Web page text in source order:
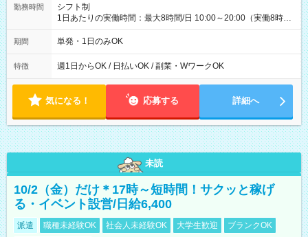
勤務時間
シフト制
1日あたりの実働時間：最大8時間/日 10:00～20:00（実働8時間
／休憩2時間） ★毎週【水曜日】【土曜日】【日曜日】のいずれ
か、または複数日勤務できる方歓迎！ ★「他の曜日で働きた
す。ご応募時にご遠慮なくご相談ください。 ※残業は原則あり
ません。
期間 単発・1日のみOK
特徴 週1日からOK / 日払いOK / 副業・WワークOK
気になる！ 応募する 詳細へ
未読
10/2（金）だけ＊17時～短時間！サクッと稼げ
る・イベント設営/日給6,400
派遣 職種未経験OK 社会人未経験OK 大学生歓迎
ブランクOK